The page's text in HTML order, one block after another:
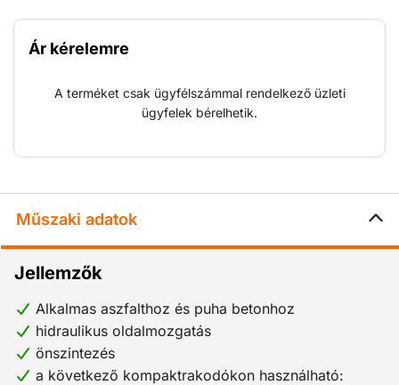
roncsolt útfelületek javítására, padlók érdesítésére
például fészerekben, valamint betonjavításra. Az
leginkább kitett része a maródob. A maródobra
vonatkozóan a gép kölcsönzési díján felül külön
Ár kérelemre
A terméket csak ügyfélszámmal rendelkező üzleti
ügyfelek bérelhetik.
Műszaki adatok
Jellemzők
Alkalmas aszfalthoz és puha betonhoz
hidraulikus oldalmozgatás
önszintezés
a következő kompaktrakodókon használható: